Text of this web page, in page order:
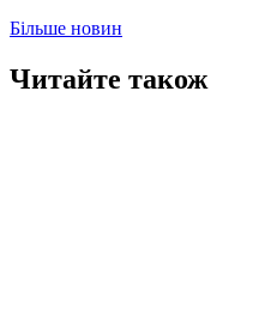
Більше новин
Читайте також